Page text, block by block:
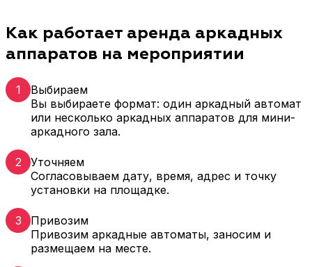
Как работает аренда аркадных
аппаратов на мероприятии
1
Выбираем
Вы выбираете формат: один аркадный автомат
или несколько аркадных аппаратов для мини-
аркадного зала.
2
Уточняем
Согласовываем дату, время, адрес и точку
установки на площадке.
3
Привозим
Привозим аркадные автоматы, заносим и
размещаем на месте.